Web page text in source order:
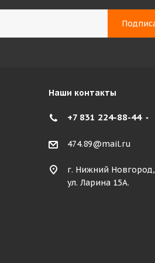
Наши контакты
+7 831 224-88-44
474.89@mail.ru
г. Нижний Новгород,
ул. Ларина 15А.